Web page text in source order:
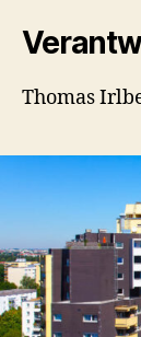
Thomas